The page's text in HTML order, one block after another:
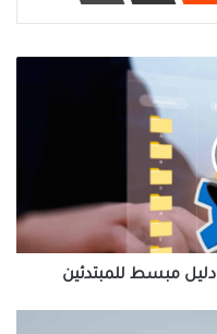
مبسط للمبتدئين